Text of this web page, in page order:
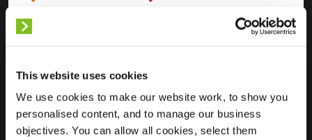
This website uses cookies
We use cookies to make our website work, to show you
personalised content, and to manage our business
objectives. You can allow all cookies, select them
Sijainti
Kolk 62
6852 KB